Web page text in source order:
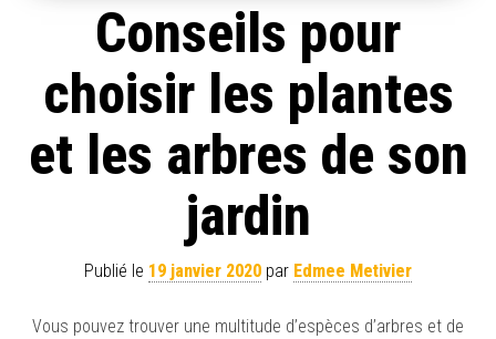
Conseils pour
choisir les plantes
et les arbres de son
jardin
Publié le 19 janvier 2020 par Edmee Metivier
Vous pouvez trouver une multitude d’espèces d’arbres et de